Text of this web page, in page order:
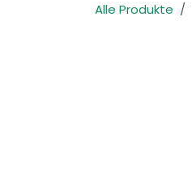
Alle Produkte